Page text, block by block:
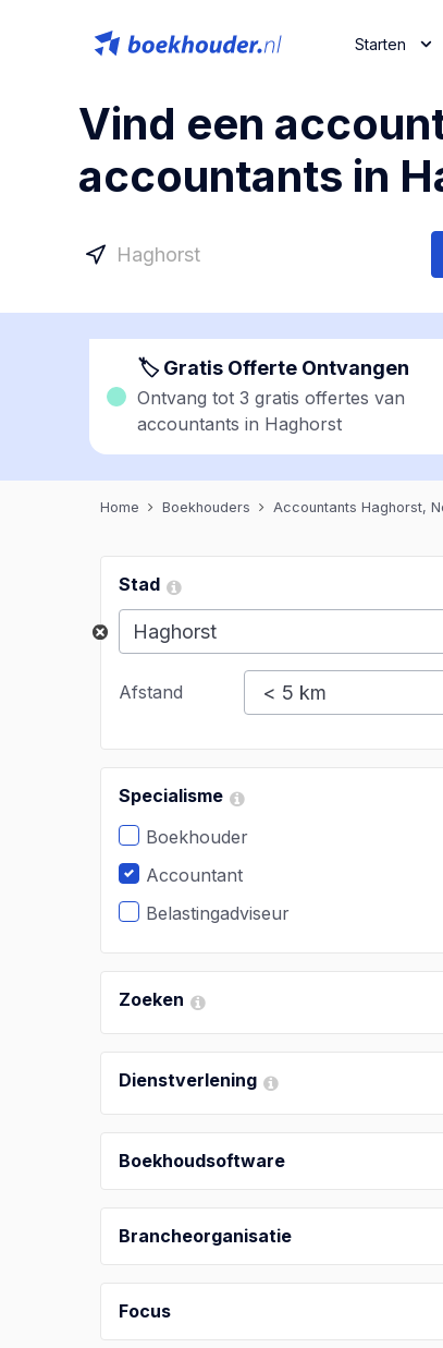
Starten
Vind een
accountants in
🏷 Gratis Offerte Ontvangen
Ontvang tot 3 gratis offertes van
accountants in Haghorst
Home Boekhouders Accountants Haghorst,
Stad
Afstand
Specialisme
Boekhouder
Accountant
Belastingadviseur
Zoeken
Dienstverlening
Boekhoudsoftware
Brancheorganisatie
Focus